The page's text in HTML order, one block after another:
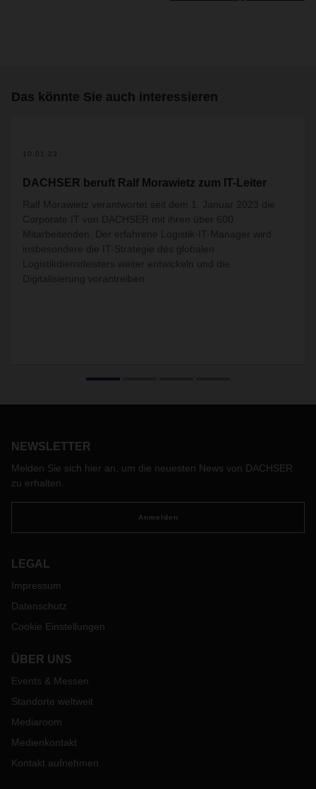
Das könnte Sie auch interessieren
10.01.23
DACHSER beruft Ralf Morawietz zum IT-Leiter
Ralf Morawietz verantwortet seit dem 1. Januar 2023 die
Corporate IT von DACHSER mit ihren über 600
Mitarbeitenden. Der erfahrene Logistik-IT-Manager wird
insbesondere die IT-Strategie des globalen
Logistikdienstleisters weiter entwickeln und die
Digitalisierung vorantreiben.
NEWSLETTER
Melden Sie sich hier an, um die neuesten News von DACHSER
zu erhalten.
Anmelden
LEGAL
Impressum
Datenschutz
Cookie Einstellungen
ÜBER UNS
Events & Messen
Standorte weltweit
Mediaroom
Medienkontakt
Kontakt aufnehmen